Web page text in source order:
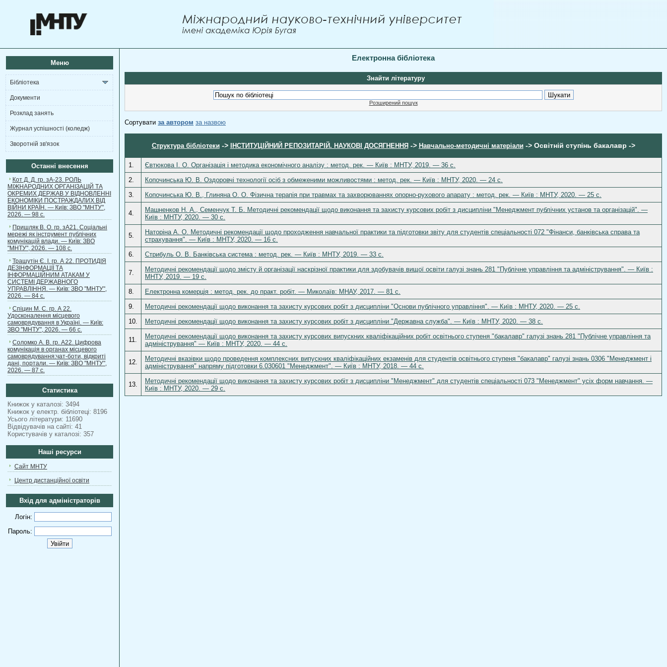
Меню
Бібліотека
Документи
Розклад занять
Журнал успішності (коледж)
Зворотній зв'язок
Останні внесення
Кот Д. Д. гр. зА-23. РОЛЬ
МІЖНАРОДНИХ ОРГАНІЗАЦІЙ ТА
ОКРЕМИХ ДЕРЖАВ У ВІДНОВЛЕННІ
ЕКОНОМІКИ ПОСТРАЖДАЛИХ ВІД
ВІЙНИ КРАЇН. — Київ: ЗВО "МНТУ",
2026. — 98 с.
Пришляк В. О. гр. зА21. Соціальні
мережі як інструмент публічних
комунікацій влади. — Київ: ЗВО
"МНТУ", 2026. — 108 с.
Трашутін Є. І. гр. А 22. ПРОТИДІЯ
ДЕЗІНФОРМАЦІЇ ТА
ІНФОРМАЦІЙНИМ АТАКАМ У
СИСТЕМІ ДЕРЖАВНОГО
УПРАВЛІННЯ. — Київ: ЗВО "МНТУ",
2026. — 84 с.
Спіцин М. С. гр. А 22.
Удосконалення місцевого
самоврядування в Україні. — Київ:
ЗВО "МНТУ", 2026. — 66 с.
Соломко А. В. гр. А22. Цифрова
комунікація в органах місцевого
самоврядування:чат-боти, відкриті
дані, портали. — Київ: ЗВО "МНТУ",
2026. — 87 с.
Статистика
Книжок у каталозі: 3494
Книжок у електр. бібліотеці: 8196
Усього літератури: 11690
Відвідувачів на сайті: 41
Користувачів у каталозі: 357
Наші ресурси
Сайт МНТУ
Центр дистанційної освіти
Вхід для адміністраторів
Логін:
Пароль:
Електронна бібліотека
Знайти літературу
Розширений пошук
Сортувати за автором за назвою
Структура бібліотеки -> ІНСТИТУЦІЙНИЙ РЕПОЗИТАРІЙ. НАУКОВІ ДОСЯГНЕННЯ-> Навчально-методичні матеріали -> Освітній ступінь бакалавр ->
1.
Євтюкова І. О. Організація і методика економічного аналізу : метод. рек. — Київ : МНТУ, 2019. — 36 с.
2.
Копочинська Ю. В. Оздоровчі технології осіб з обмеженими можливостями : метод. рек. — Київ : МНТУ, 2020. — 24 с.
3.
Копочинська Ю. В., Глиняна О. О. Фізична терапія при травмах та захворюваннях опорно-рухового апарату : метод. рек. — Київ : МНТУ, 2020. — 25 с.
4.
Машненков Н. А., Семенчук Т. Б. Методичні рекомендації щодо виконання та захисту курсових робіт з дисципліни "Менеджмент публічних установ та організацій". —
Київ : МНТУ, 2020. — 30 с.
5.
Наторіна А. О. Методичні рекомендації щодо проходження навчальної практики та підготовки звіту для студентів спеціальності 072 "Фінанси, банківська справа та
страхування". — Київ : МНТУ, 2020. — 16 с.
6.
Стрибуль О. В. Банківська система : метод. рек. — Київ : МНТУ, 2019. — 33 с.
7.
Методичні рекомендації щодо змісту й організації наскрізної практики для здобувачів вищої освіти галузі знань 281 "Публічне управління та адміністрування". — Київ :
МНТУ, 2019. — 19 с.
8.
Електронна комерція : метод. рек. до практ. робіт. — Миколаїв: МНАУ, 2017. — 81 с.
9.
Методичні рекомендації щодо виконання та захисту курсових робіт з дисципліни "Основи публічного управління". — Київ : МНТУ, 2020. — 25 с.
10.
Методичні рекомендації щодо виконання та захисту курсових робіт з дисципліни "Державна служба". — Київ : МНТУ, 2020. — 38 с.
11.
Методичні рекомендації щодо виконання та захисту курсових випускних кваліфікаційних робіт освітнього ступеня "бакалавр" галузі знань 281 "Публічне управління та
адміністрування" — Київ : МНТУ, 2020. — 44 с.
12.
Методичні вказівки щодо проведення комплексних випускних кваліфікаційних екзаменів для студентів освітнього ступеня "бакалавр" галузі знань 0306 "Менеджмент і
адміністрування" напряму підготовки 6.030601 "Менеджмент". — Київ : МНТУ, 2018. — 44 с.
13.
Методичні рекомендації щодо виконання та захисту курсових робіт з дисципліни "Менеджмент" для студентів спеціальності 073 "Менеджмент" усіх форм навчання. —
Київ : МНТУ, 2020. — 29 с.